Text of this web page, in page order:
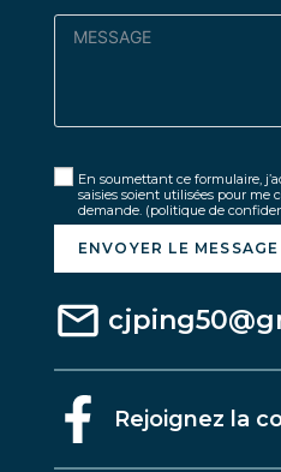
En soumettant ce formulaire,
saisies soient utilisées pour me
demande. (politique de
ENVOYER LE MESSAGE
Rejoignez la